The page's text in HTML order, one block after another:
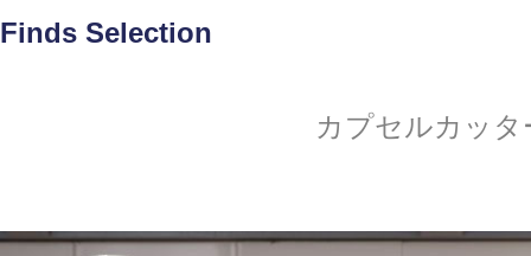
Finds Selection
カプセルカッ